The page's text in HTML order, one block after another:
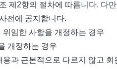
제2항의 절차에 따릅니다. 다
전에 공지합니다.
임한 사항을 개정하는 경우
개정하는 경우
과 근본적으로 다르지 않고